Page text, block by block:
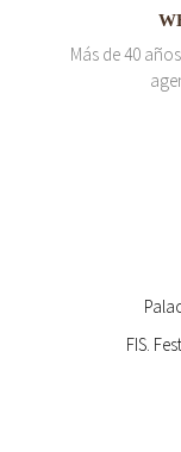
Más de 40
FIS.